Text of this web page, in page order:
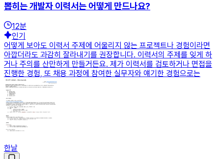
뽑히는 개발자 이력서는 어떻게 만드나요?
12분
인기
어떻게 보아도 이력서 주제에 어울리지 않는 프로젝트나 경험이라면
아깝더라도 과감히 잘라내기를 권장합니다. 이력서의 주제를 잊게 하
거나 주의를 산만하게 만들거든요. 제가 이력서를 검토하거나 면접을
진행한 경험, 또 채용 과정에 참여한 실무자와 얘기한 경험으로는
한날